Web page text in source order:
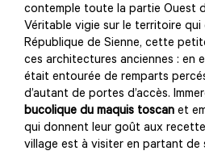
contemple toute la partie Ouest
Véritable vigie sur le territoire
République de Sienne, cette
ces architectures anciennes : en
était entourée de remparts
d’autant de portes d’accès.
bucolique du maquis toscan et
qui donnent leur goût aux
village est à visiter en partant de